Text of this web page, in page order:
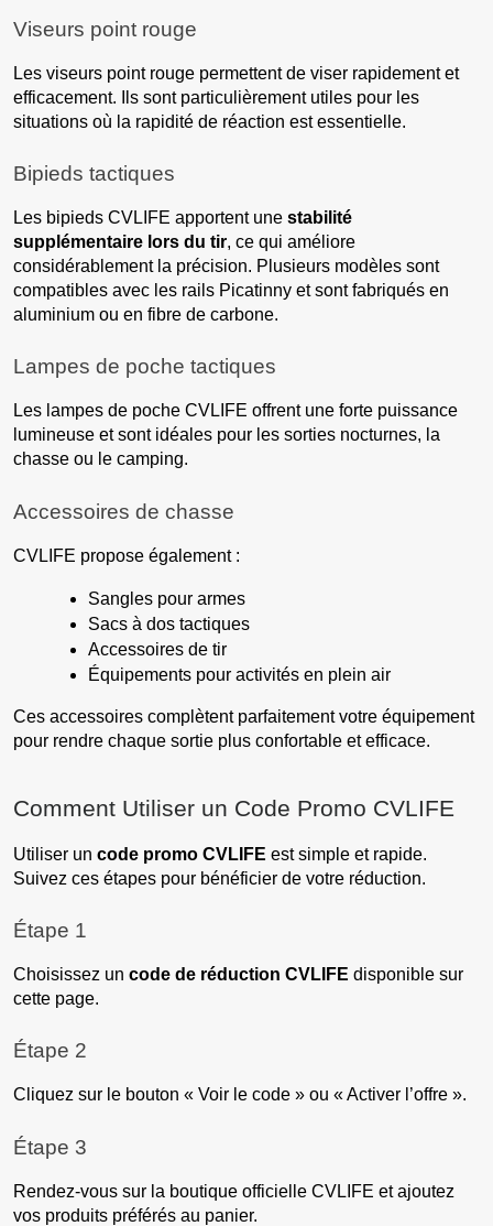
Viseurs point rouge
Les viseurs point rouge permettent de viser rapidement et
efficacement. Ils sont particulièrement utiles pour les
situations où la rapidité de réaction est essentielle.
Bipieds tactiques
Les bipieds CVLIFE apportent une stabilité
supplémentaire lors du tir, ce qui améliore
considérablement la précision. Plusieurs modèles sont
compatibles avec les rails Picatinny et sont fabriqués en
aluminium ou en fibre de carbone.
Lampes de poche tactiques
Les lampes de poche CVLIFE offrent une forte puissance
lumineuse et sont idéales pour les sorties nocturnes, la
chasse ou le camping.
Accessoires de chasse
CVLIFE propose également :
Sangles pour armes
Sacs à dos tactiques
Accessoires de tir
Équipements pour activités en plein air
Ces accessoires complètent parfaitement votre équipement
pour rendre chaque sortie plus confortable et efficace.
Comment Utiliser un Code Promo CVLIFE
Utiliser un code promo CVLIFE est simple et rapide.
Suivez ces étapes pour bénéficier de votre réduction.
Étape 1
Choisissez un code de réduction CVLIFE disponible sur
cette page.
Étape 2
Cliquez sur le bouton « Voir le code » ou « Activer l’offre ».
Étape 3
Rendez-vous sur la boutique officielle CVLIFE et ajoutez
vos produits préférés au panier.